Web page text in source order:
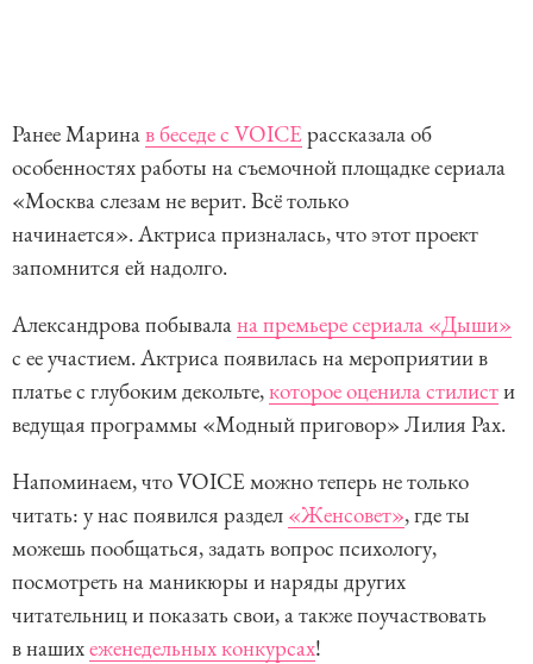
Ранее Маринав беседе с VOICEрассказала об
особенностях работы на съемочной площадке сериала
«Москва слезам не верит. Всё только
начинается». Актриса призналась, что этот проект
запомнится ей надолго.
Александрова побывалана премьере сериала «Дыши»
с ее участием. Актриса появилась на мероприятии в
платье с глубоким декольте,которое оценила стилисти
ведущая программы «Модный приговор» Лилия Рах.
Напоминаем, что VOICE можно теперь не только
читать: у нас появился раздел «Женсовет», где ты
можешь пообщаться, задать вопрос психологу,
посмотреть на маникюры и наряды других
читательниц и показать свои, а также поучаствовать
в нашихеженедельных конкурсах!